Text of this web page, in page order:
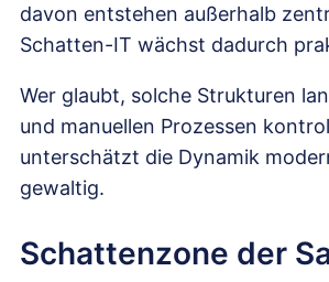
davon entstehen außerhalb
Schatten-IT wächst dadurch
Wer glaubt, solche Strukturen
und manuellen Prozessen
unterschätzt die Dynamik
gewaltig.
Schattenzone der